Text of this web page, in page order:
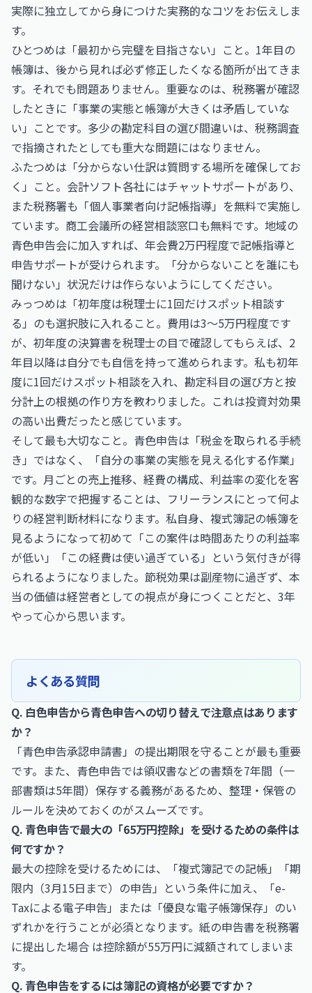
実際に独立してから身につけた実務的なコツをお伝えしま
す。
ひとつめは「最初から完璧を目指さない」こと。1年目の
帳簿は、後から見れば必ず修正したくなる箇所が出てきま
す。それでも問題ありません。重要なのは、税務署が確認
したときに「事業の実態と帳簿が大きくは矛盾していな
い」ことです。多少の勘定科目の選び間違いは、税務調査
で指摘されたとしても重大な問題にはなりません。
ふたつめは「分からない仕訳は質問する場所を確保してお
く」こと。会計ソフト各社にはチャットサポートがあり、
また税務署も「個人事業者向け記帳指導」を無料で実施し
ています。商工会議所の経営相談窓口も無料です。地域の
青色申告会に加入すれば、年会費2万円程度で記帳指導と
申告サポートが受けられます。「分からないことを誰にも
聞けない」状況だけは作らないようにしてください。
みっつめは「初年度は税理士に1回だけスポット相談す
る」のも選択肢に入れること。費用は3〜5万円程度です
が、初年度の決算書を税理士の目で確認してもらえば、2
年目以降は自分でも自信を持って進められます。私も初年
度に1回だけスポット相談を入れ、勘定科目の選び方と按
分計上の根拠の作り方を教わりました。これは投資対効果
の高い出費だったと感じています。
そして最も大切なこと。青色申告は「税金を取られる手続
き」ではなく、「自分の事業の実態を見える化する作業」
です。月ごとの売上推移、経費の構成、利益率の変化を客
観的な数字で把握することは、フリーランスにとって何よ
りの経営判断材料になります。私自身、複式簿記の帳簿を
見るようになって初めて「この案件は時間あたりの利益率
が低い」「この経費は使い過ぎている」という気付きが得
られるようになりました。節税効果は副産物に過ぎず、本
当の価値は経営者としての視点が身につくことだと、3年
やって心から思います。
よくある質問
Q. 白色申告から青色申告への切り替えで注意点はあります
か？
「青色申告承認申請書」の提出期限を守ることが最も重要
です。また、青色申告では領収書などの書類を7年間（一
部書類は5年間）保存する義務があるため、整理・保管の
ルールを決めておくのがスムーズです。
Q. 青色申告で最大の「65万円控除」を受けるための条件は
何ですか？
最大の控除を受けるためには、「複式簿記での記帳」「期
限内（3月15日まで）の申告」という条件に加え、「e-
Taxによる電子申告」または「優良な電子帳簿保存」のい
ずれかを行うことが必須となります。紙の申告書を税務署
に提出した場合 は控除額が55万円に減額されてしまいま
す。
Q. 青色申告をするには簿記の資格が必要ですか？